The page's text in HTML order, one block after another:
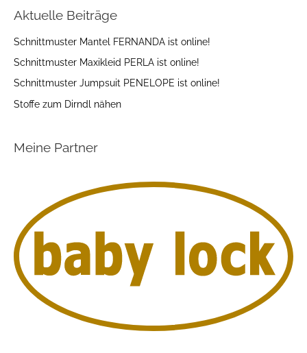
Aktuelle Beiträge
Schnittmuster Mantel FERNANDA ist online!
Schnittmuster Maxikleid PERLA ist online!
Schnittmuster Jumpsuit PENELOPE ist online!
Stoffe zum Dirndl nähen
Meine Partner